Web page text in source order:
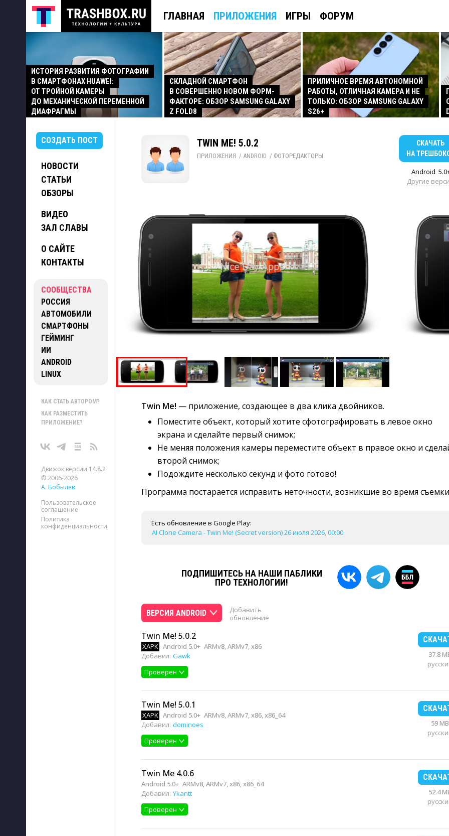
ГЛАВНАЯ ПРИЛОЖЕНИЯ ИГРЫ ФОРУМ
ИСТОРИЯ РАЗВИТИЯ ФОТОГРАФИИ
В СМАРТФОНАХ HUAWEI:
ОТ ТРОЙНОЙ КАМЕРЫ
ДО МЕХАНИЧЕСКОЙ ПЕРЕМЕННОЙ
ДИАФРАГМЫ
СКЛАДНОЙ СМАРТФОН
В СОВЕРШЕННО НОВОМ ФОРМ-
ФАКТОРЕ: ОБЗОР SAMSUNG GALAXY
Z FOLD8
ПРИЛИЧНОЕ ВРЕМЯ АВТОНОМНОЙ
РАБОТЫ, ОТЛИЧНАЯ КАМЕРА И НЕ
ТОЛЬКО: ОБЗОР SAMSUNG GALAXY
S26+
СОЗДАТЬ ПОСТ
НОВОСТИ
СТАТЬИ
ОБЗОРЫ
ВИДЕО
ЗАЛ СЛАВЫ
О САЙТЕ
КОНТАКТЫ
СООБЩЕСТВА
РОССИЯ
АВТОМОБИЛИ
СМАРТФОНЫ
ГЕЙМИНГ
ИИ
ANDROID
LINUX
КАК СТАТЬ АВТОРОМ?
КАК РАЗМЕСТИТЬ
ПРИЛОЖЕНИЕ?
Движок версии 14.8.2
© 2006-2026
А. Бобылев
Пользовательское
соглашение
Политика
конфиденциальности
TWIN ME! 5.0.2
ПРИЛОЖЕНИЯ / ANDROID / ФОТОРЕДАКТОРЫ
СКАЧАТЬ
НА
Android
Другие
Twin Me! — приложение, создающее в два клика двойников.
Поместите объект, который хотите сфотографировать в левое окно
экрана и сделайте первый снимок;
Не меняя положения камеры переместите объект в правое окно и
второй снимок;
Подождите несколько секунд и фото готово!
Программа постарается исправить неточности, возникшие во время
Есть обновление в Google Play:
AI Clone Camera - Twin Me! (Secret version) 26 июля 2026, 00:00
ПОДПИШИТЕСЬ НА НАШИ ПАБЛИКИ
ПРО ТЕХНОЛОГИИ!
ВЕРСИЯ ANDROID
Добавить
обновление
Twin Me! 5.0.2
XAPK Android 5.0+ ARMv8, ARMv7, x86
Добавил: Gawk
Проверен
37.8
Twin Me! 5.0.1
XAPK Android 5.0+ ARMv8, ARMv7, x86, x86_64
Добавил: dominoes
Проверен
59 MB
Twin Me 4.0.6
Android 5.0+ ARMv8, ARMv7, x86, x86_64
Добавил: Ykantt
Проверен
52.4